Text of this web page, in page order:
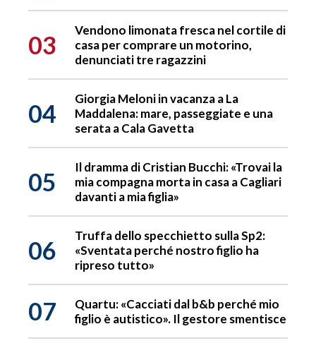
03
Vendono limonata fresca nel cortile di
casa per comprare un motorino,
denunciati tre ragazzini
04
Giorgia Meloni in vacanza a La
Maddalena: mare, passeggiate e una
serata a Cala Gavetta
05
Il dramma di Cristian Bucchi: «Trovai la
mia compagna morta in casa a Cagliari
davanti a mia figlia»
06
Truffa dello specchietto sulla Sp2:
«Sventata perché nostro figlio ha
ripreso tutto»
07
Quartu: «Cacciati dal b&b perché mio
figlio è autistico». Il gestore smentisce